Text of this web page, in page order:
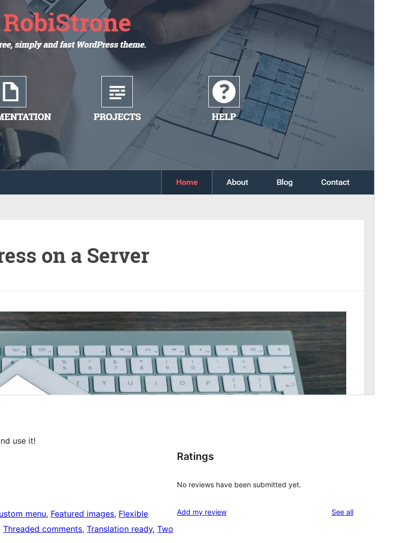
use it!
menu, Featured images, Flexible
Threaded comments, Translation ready, Two
Ratings
No reviews have been submitted yet.
Add my review See allreviews